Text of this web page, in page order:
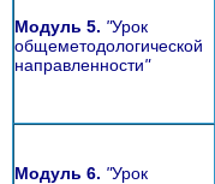
Модуль 5. "Урок
общеметодологической
направленности"
Модуль 6. "Урок